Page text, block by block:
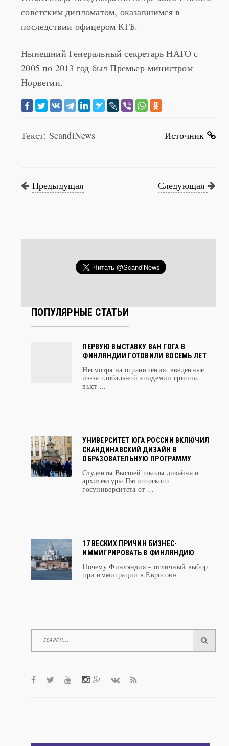
советским дипломатом, оказавшимся в
последствии офицером КГБ.
Нынешний Генеральный секретарь НАТО с
2005 по 2013 год был Премьер-министром
Норвегии.
Текст: ScandiNews Источник
Предыдущая Следующая
ПОПУЛЯРНЫЕ СТАТЬИ
ПЕРВУЮ ВЫСТАВКУ ВАН ГОГА В
ФИНЛЯНДИИ ГОТОВИЛИ ВОСЕМЬ ЛЕТ
Несмотря на ограничения, введённые
из-за глобальной эпидемии гриппа,
выст ...
УНИВЕРСИТЕТ ЮГА РОССИИ ВКЛЮЧИЛ
СКАНДИНАВСКИЙ ДИЗАЙН В
ОБРАЗОВАТЕЛЬНУЮ ПРОГРАММУ
Студенты Высшей школы дизайна и
архитектуры Пятигорского
госуниверситета от ...
17 ВЕСКИХ ПРИЧИН БИЗНЕС-
ИММИГРИРОВАТЬ В ФИНЛЯНДИЮ
Почему Финляндия – отличный выбор
при иммиграции в Евросоюз